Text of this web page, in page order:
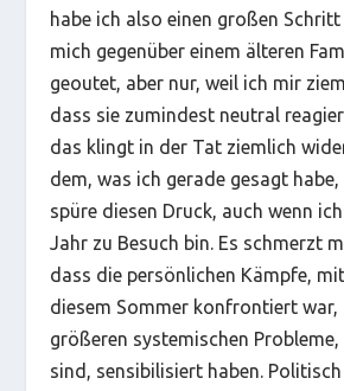
habe ich also einen großen
mich gegenüber einem älteren
geoutet, aber nur, weil ich mir
dass sie zumindest neutral
das klingt in der Tat ziemlich
dem, was ich gerade gesagt
spüre diesen Druck, auch wenn
Jahr zu Besuch bin. Es schmerzt
dass die persönlichen Kämpfe,
diesem Sommer konfrontiert
größeren systemischen Probleme,
sind, sensibilisiert haben. Politisch